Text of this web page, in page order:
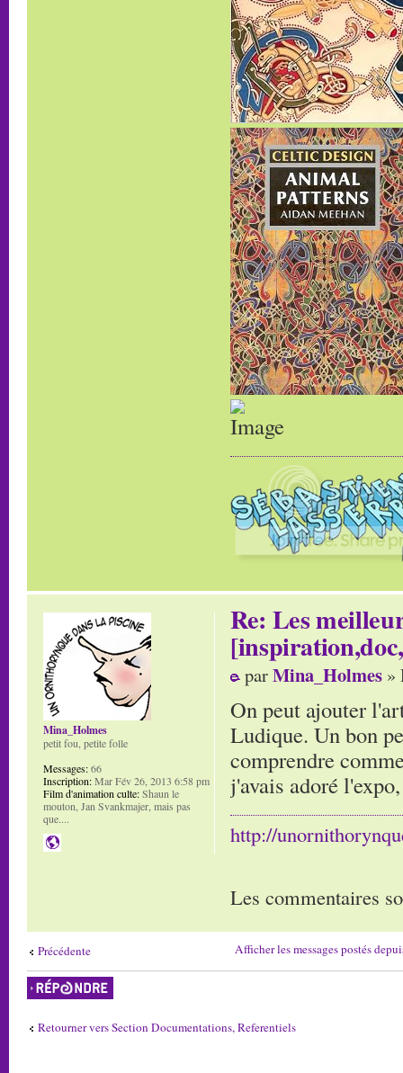
Re: Les
parMina_Holmes »
On peut ajouter
Ludique. Un bon
comprendre
j'avais adoré
http://
Les commentaires
Mina_Holmes
petit fou, petite folle
Messages:66
Inscription:Mar Fév 26, 2013 6:58 pm
Film d'animation culte:Shaun le
mouton, Jan Svankmajer, mais pas
que....
Précédente Afficher les messages postés
Répondre
Retourner vers Section Documentations, Referentiels